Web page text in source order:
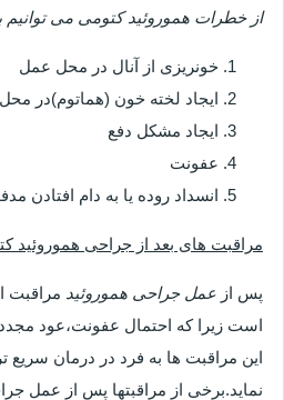
از خطرات هموروئید کتومی می توانیم
خونریزی از آنال در محل عمل
ایجاد لخته خون (هماتوم)در
ایجاد مشکل دفع
عفونت
انسداد روده یا به دام افتادن
مراقبت های بعد از جراحی
پس از عمل جراحی هموروئید مراقبت
است زیرا که احتمال عفونت،عود
این مراقبت ها به فرد در درمان سریع
نماید.برخی از مراقبتها پس از عمل